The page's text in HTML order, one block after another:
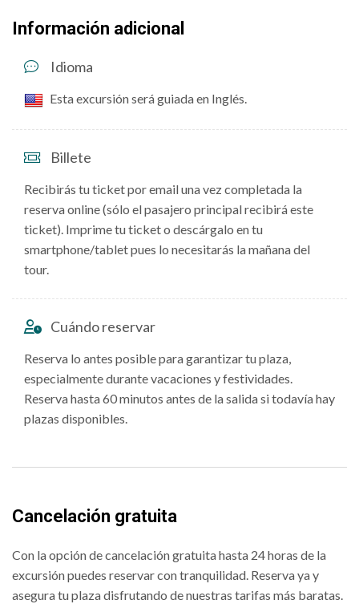
Información adicional
Idioma
Esta excursión será guiada en Inglés.
Billete
Recibirás tu ticket por email una vez completada la
reserva online (sólo el pasajero principal recibirá este
ticket). Imprime tu ticket o descárgalo en tu
smartphone/tablet pues lo necesitarás la mañana del
tour.
Cuándo reservar
Reserva lo antes posible para garantizar tu plaza,
especialmente durante vacaciones y festividades.
Reserva hasta 60 minutos antes de la salida si todavía hay
plazas disponibles.
Cancelación gratuita
Con la opción de cancelación gratuita hasta 24 horas de la
excursión puedes reservar con tranquilidad. Reserva ya y
asegura tu plaza disfrutando de nuestras tarifas más baratas.